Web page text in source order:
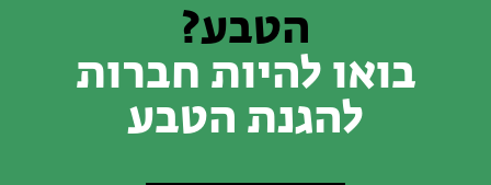
הטבע?
בואו להיות חברות
להגנת הטבע